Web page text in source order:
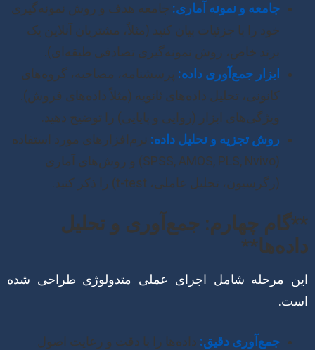
جامعه و نمونه آماری: جامعه هدف و روش نمونه‌گیری
خود را با جزئیات بیان کنید (مثلاً، مشتریان آنلاین یک
برند خاص، روش نمونه‌گیری تصادفی طبقه‌ای).
ابزار جمع‌آوری داده: پرسشنامه، مصاحبه، گروه‌های
کانونی، تحلیل داده‌های ثانویه (مثلاً داده‌های فروش).
ویژگی‌های ابزار (روایی و پایایی) را توضیح دهید.
روش تجزیه و تحلیل داده: نرم‌افزارهای مورد استفاده
(SPSS, AMOS, PLS, Nvivo) و روش‌های آماری
(رگرسیون، تحلیل عاملی، t-test) را ذکر کنید.
**گام چهارم: جمع‌آوری و تحلیل
داده‌ها**
این مرحله شامل اجرای عملی متدولوژی طراحی شده
است.
جمع‌آوری دقیق: داده‌ها را با دقت و رعایت اصول